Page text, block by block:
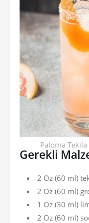
Paloma
Gerekli
2 Oz (60 ml)
2 Oz (60 ml)
1 Oz (30 ml)
2 Oz (60 ml)